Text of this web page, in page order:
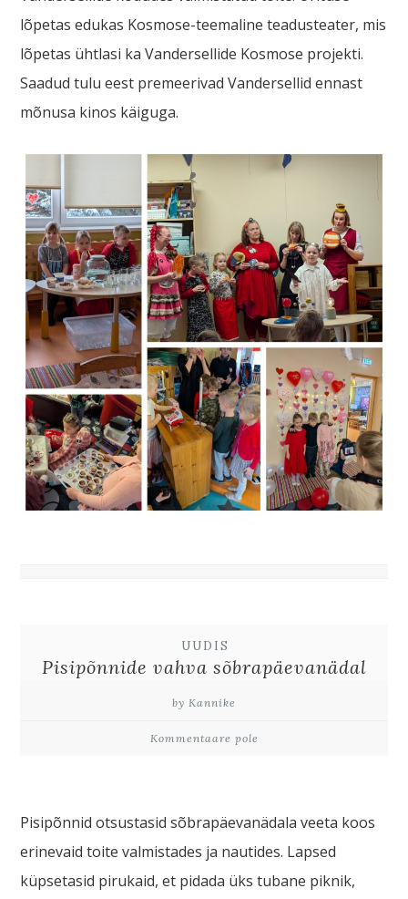
lõpetas edukas Kosmose-teemaline teadusteater, mis
lõpetas ühtlasi ka Vandersellide Kosmose projekti.
Saadud tulu eest premeerivad Vandersellid ennast
mõnusa kinos käiguga.
UUDIS
Pisipõnnide vahva sõbrapäevanädal
by Kannike
Kommentaare pole
Pisipõnnid otsustasid sõbrapäevanädala veeta koos
erinevaid toite valmistades ja nautides. Lapsed
küpsetasid pirukaid, et pidada üks tubane piknik,